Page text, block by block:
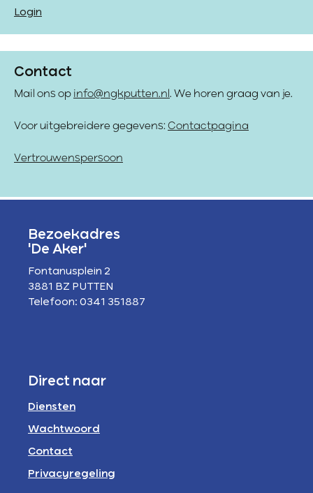
Login
Contact
Mail ons op info@ngkputten.nl . We horen graag van je.
Voor uitgebreidere gegevens: Contactpagina
Vertrouwenspersoon
Bezoekadres
'De Aker'
Fontanusplein 2
3881 BZ PUTTEN
Telefoon: 0341 351887
Direct naar
Diensten
Wachtwoord
Contact
Privacyregeling